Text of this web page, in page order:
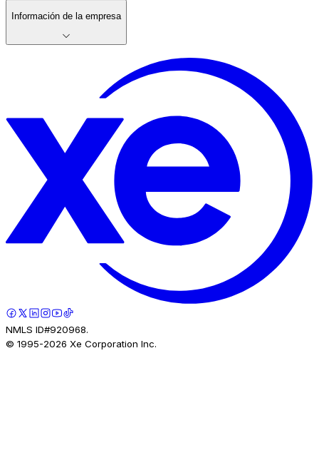
Información de la empresa
NMLS ID#920968.
© 1995-2026 Xe Corporation Inc.